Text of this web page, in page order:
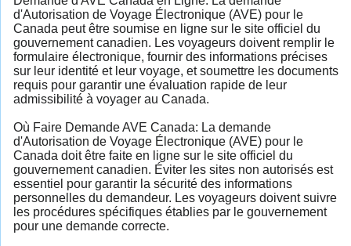
d'Autorisation de Voyage Électronique (AVE) pour le
Canada peut être soumise en ligne sur le site officiel du
gouvernement canadien. Les voyageurs doivent remplir le
formulaire électronique, fournir des informations précises
sur leur identité et leur voyage, et soumettre les documents
requis pour garantir une évaluation rapide de leur
admissibilité à voyager au Canada.
Où Faire Demande AVE Canada: La demande
d'Autorisation de Voyage Électronique (AVE) pour le
Canada doit être faite en ligne sur le site officiel du
gouvernement canadien. Éviter les sites non autorisés est
essentiel pour garantir la sécurité des informations
personnelles du demandeur. Les voyageurs doivent suivre
les procédures spécifiques établies par le gouvernement
pour une demande correcte.